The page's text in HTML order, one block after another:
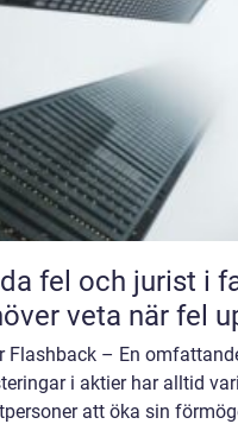
fel och jurist i
veta när fel
Flashback – En
i aktier har alltid
att öka sin